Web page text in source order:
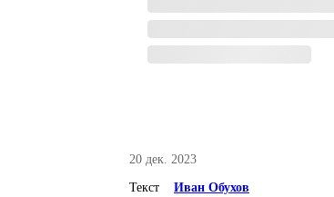
20 дек. 2023
Текст Иван Обухов